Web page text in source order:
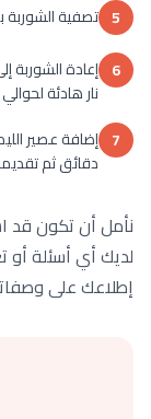
5 تصفية
6 إعادة الشوربة
نار هادئة لحوالي 15 دقيقة.
7 إضافة عصير
دقائق ثم
نأمل أن تكون قد
لديك أي أسئلة أو
إطلاعك على